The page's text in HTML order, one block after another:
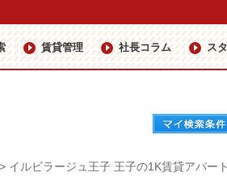
賃貸管理 社長コラム ス
> イルビラージュ王子 王子の1K賃貸アパート